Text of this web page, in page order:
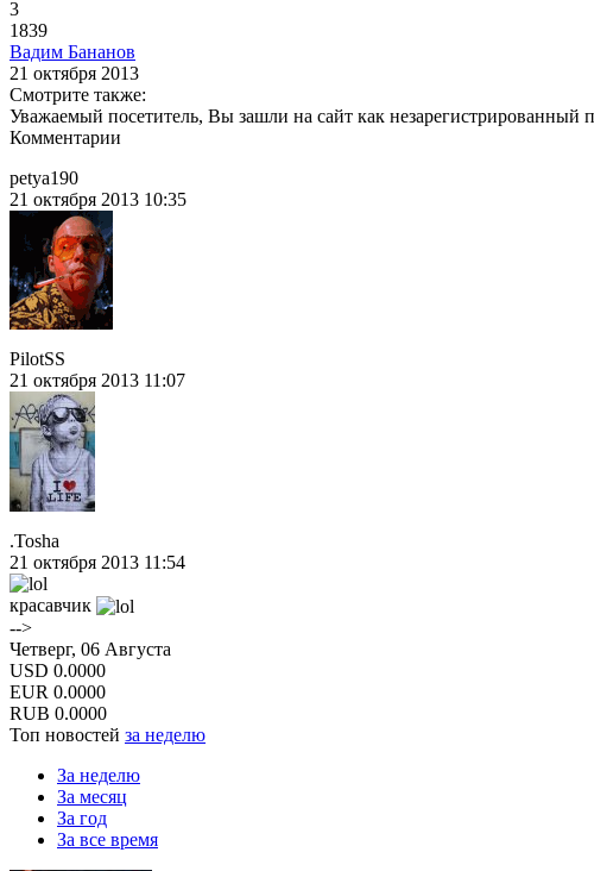
3
1839
Вадим Бананов
21 октября 2013
Смотрите также:
Уважаемый посетитель, Вы зашли на сайт как незарегистрированный
Комментарии
petya190
21 октября 2013 10:35
PilotSS
21 октября 2013 11:07
.Tosha
21 октября 2013 11:54
красавчик
-->
Четверг, 06 Августа
USD 0.0000
EUR 0.0000
RUB 0.0000
Топ новостей за неделю
За неделю
За месяц
За год
За все время